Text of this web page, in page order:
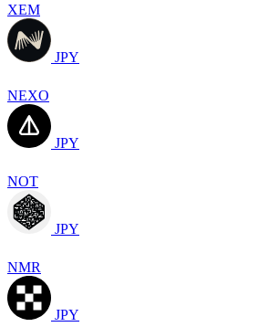
XEM
JPY
NEXO
JPY
NOT
JPY
NMR
JPY